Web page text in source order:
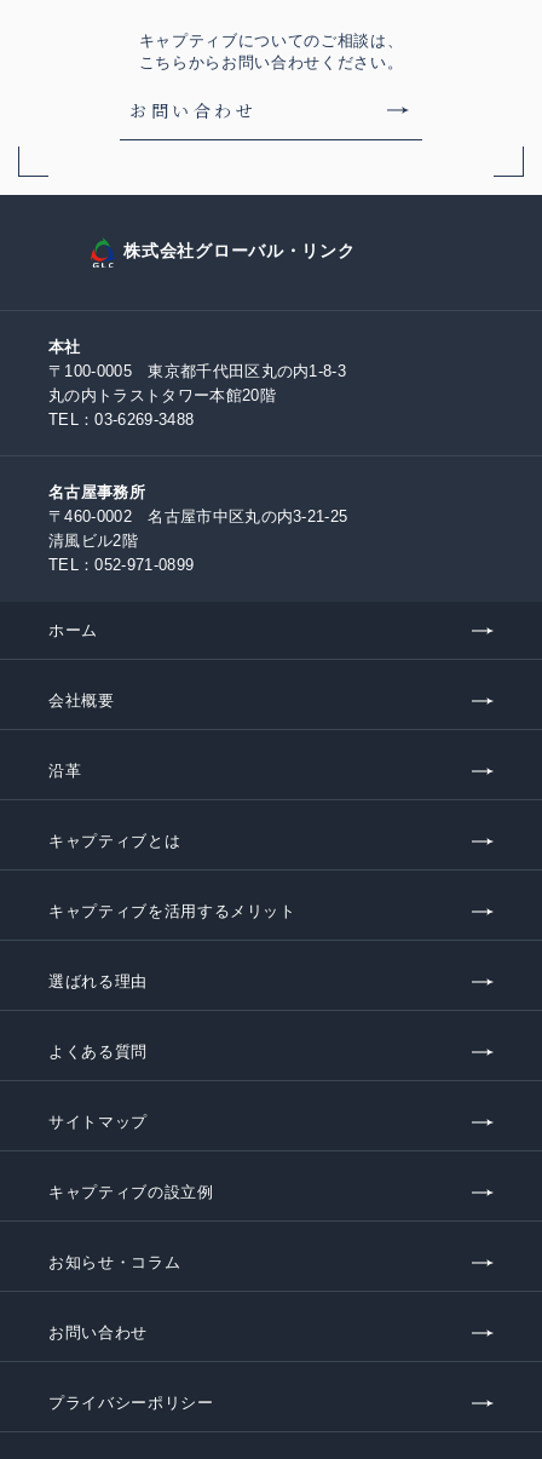
キャプティブについてのご相談は、
こちらからお問い合わせください。
お問い合わせ
株式会社グローバル・リンク
本社
〒100-0005 東京都千代田区丸の内1-8-3
丸の内トラストタワー本館20階
TEL：03-6269-3488
名古屋事務所
〒460-0002 名古屋市中区丸の内3-21-25
清風ビル2階
TEL：052-971-0899
ホーム
会社概要
沿革
キャプティブとは
キャプティブを活用するメリット
選ばれる理由
よくある質問
サイトマップ
キャプティブの設立例
お知らせ・コラム
お問い合わせ
プライバシーポリシー